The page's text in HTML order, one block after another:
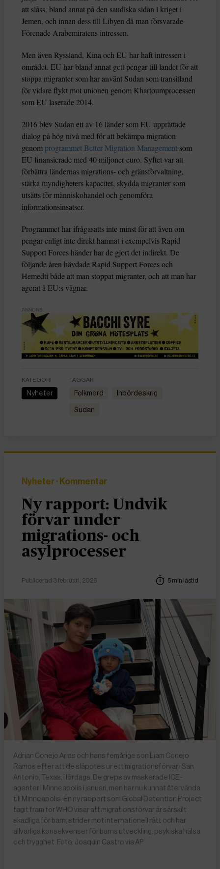
att slåss, bland annat på den saudiska sidan i kriget i
Jemen, och innan dess till Libyen då man försvarade
Förenade Arabemiratens intressen.
Men även Ryssland, Kina och EU har haft intressen i
området. EU har bland annat gett pengar till landet för att
stoppa migranter som har använt Sudan som transitland
för vidare flykt mot unionen genom Khartoumprocessen
som EU laserade 2014.
2016 blev Sudan ett av 16 länder som EU upprättade
dialog på hög nivå med för att bekämpa migration
genom programmet Better Migration Management som
EU finansierade med 40 miljoner euro. Syftet var att
förbättra ländernas migrations- och gränsförvaltning,
stärka myndigheters kapacitet, skydda migranter som
utsätts för människohandel och genomföra
informationsinsatser.
Programmet har ifrågasatts inte minst för att även om
pengar enligt inte direkt hamnat i exempelvis Rapid
Support Forces händer har de gjort det indirekt. De
följande åren hävdade Rapid Support Forces och
Hemedti både att man stoppat migranter, och att man har
agerat å EU:s vägnar.
ANNONS
KATEGORI
Nyheter
TAGGAR
folkmord inbördeskrig
Sudan
Nyheter· Kommentar
Ny rapport: Undvik
förvar under
migrations- och
asylprocesser
Publicerad 3 februari, 2026 5 min lästid
Adrian Conejo Arias och hans femårige son Liam Conejo
Ramos efter att de släpptes ur ett migrationsförvar i San
Antonio, Texas, i lördags. De greps av maskerade ICE-
agenter i Minneapolis i januari, men har nu kunnat återvända
till Minneapolis. En ny rapport som Global Detention Project
tagit fram för WHO visar att migrationsförvar är särskilt
skadliga för barn, strider mot internationell rätt och har
allvarliga konsekvenser för barns utveckling, psykiska hälsa
och trygghet. Foto: Joaquin Castro via AP